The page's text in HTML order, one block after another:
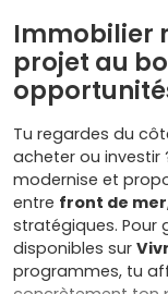
Immobilier
projet au
Tu regardes du
acheter ou investir
modernise et
entre front de mer
stratégiques. Pour
disponibles sur
programmes, tu